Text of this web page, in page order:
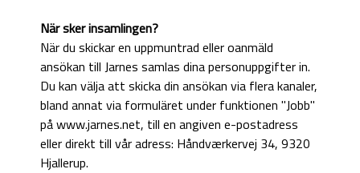
När sker insamlingen?
När du skickar en uppmuntrad eller oanmäld
ansökan till Jarnes samlas dina personuppgifter in.
Du kan välja att skicka din ansökan via flera kanaler,
bland annat via formuläret under funktionen "Jobb"
på www.jarnes.net, till en angiven e-postadress
eller direkt till vår adress: Håndværkervej 34, 9320
Hjallerup.